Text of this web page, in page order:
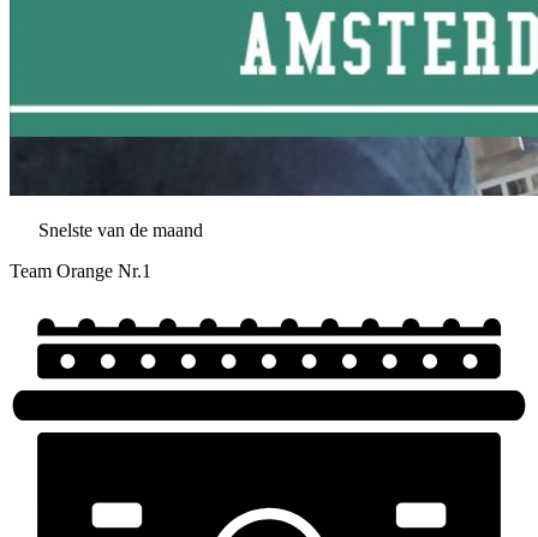
Snelste van de maand
Team Orange Nr.1